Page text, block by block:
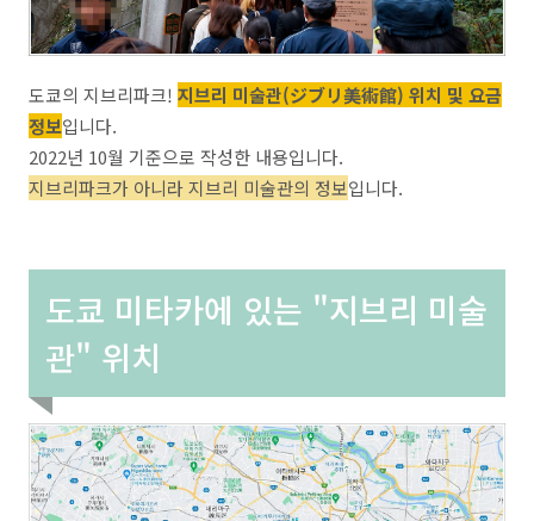
도쿄의 지브리파크! 지브리 미술관(ジブリ美術館) 위치 및 요금
정보입니다.
2022년 10월 기준으로 작성한 내용입니다.
지브리파크가 아니라 지브리 미술관의 정보입니다.
도쿄 미타카에 있는 "지브리 미술
관" 위치